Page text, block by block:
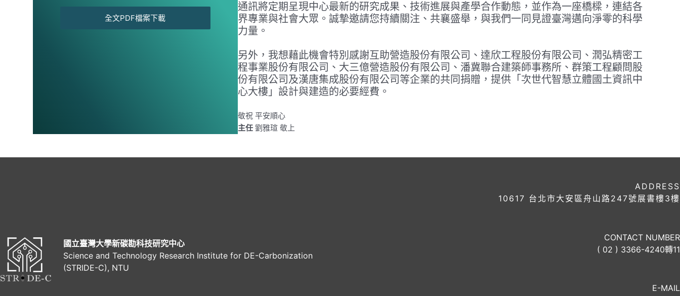
全文PDF檔案下載
通訊將定期呈現中心最新的研究成果、技術進展與產學合作動態，並作為一座橋樑，連結各
界專業與社會大眾。誠摯邀請您持續關注、共襄盛舉，與我們一同見證臺灣邁向淨零的科學
力量。
另外，我想藉此機會特別感謝互助營造股份有限公司、達欣工程股份有限公司、潤弘精密工
程事業股份有限公司、大三億營造股份有限公司、潘冀聯合建築師事務所、群策工程顧問股
份有限公司及漢唐集成股份有限公司等企業的共同捐贈，提供「次世代智慧立體國土資訊中
心大樓」設計與建造的必要經費。
敬祝 平安順心
主任劉雅瑄 敬上
國立臺灣大學新碳勘科技研究中心
Science and Technology Research Institute for DE-Carbonization
(STRIDE-C), NTU
ADDRESS
10617 台北市大安區舟山路247號展書樓3樓
CONTACT NUMBER
( 02 ) 3366-4240轉11
E-MAIL